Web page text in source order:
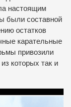
настоящим
были составной
остатков
карательные
привозили
которых так и